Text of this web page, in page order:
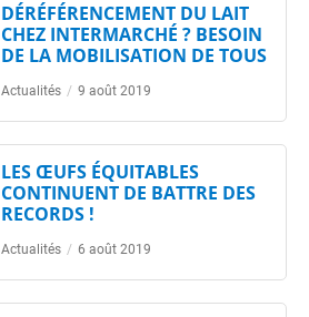
DÉRÉFÉRENCEMENT DU LAIT
CHEZ INTERMARCHÉ ? BESOIN
DE LA MOBILISATION DE TOUS
Actualités / 9 août 2019
LES ŒUFS ÉQUITABLES
CONTINUENT DE BATTRE DES
RECORDS !
Actualités / 6 août 2019